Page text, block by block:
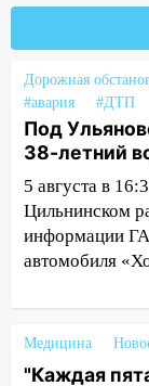
принесет
отличные
23:20
20:04
России
сотрудник
Дорожная
#авария
#ДТП
Под
38-летний
5 августа в
Цильнинском
информации
автомобиля
Медицина
"Каждая